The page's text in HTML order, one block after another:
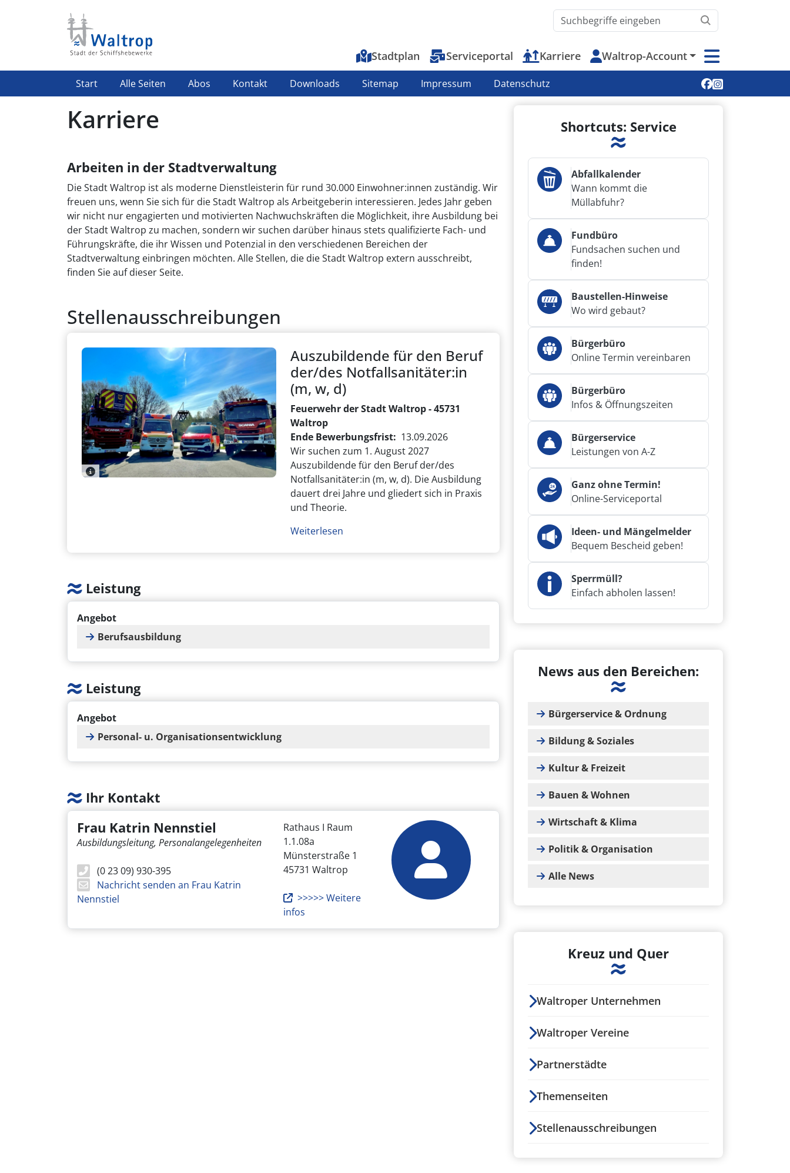
Waltrop.de durchsuchen
Top-Menu
Stadtplan Serviceportal Karriere Waltrop-Account
Highlight Menü
Start Alle Seiten Abos Kontakt Downloads Sitemap Impressum Datenschutz Soziale Medien
Karriere
Arbeiten in der Stadtverwaltung
Die Stadt Waltrop ist als moderne Dienstleisterin für rund 30.000 Einwohner:innen zuständig. Wir
freuen uns, wenn Sie sich für die Stadt Waltrop als Arbeitgeberin interessieren. Jedes Jahr geben
wir nicht nur engagierten und motivierten Nachwuchskräften die Möglichkeit, ihre Ausbildung bei
der Stadt Waltrop zu machen, sondern wir suchen darüber hinaus stets qualifizierte Fach- und
Führungskräfte, die ihr Wissen und Potenzial in den verschiedenen Bereichen der
Stadtverwaltung einbringen möchten. Alle Stellen, die die Stadt Waltrop extern ausschreibt,
finden Sie auf dieser Seite.
Stellenausschreibungen
Auszubildende für den Beruf
der/des Notfallsanitäter:in
(m, w, d)
Feuerwehr der Stadt Waltrop - 45731
Waltrop
Ende Bewerbungsfrist
13.09.2026
Wir suchen zum 1. August 2027
Auszubildende für den Beruf der/des
Notfallsanitäter:in (m, w, d). Die Ausbildung
dauert drei Jahre und gliedert sich in Praxis
und Theorie.
Weiterlesen
Leistung
Angebot
Berufsausbildung
Leistung
Angebot
Personal- u. Organisationsentwicklung
Ihr Kontakt
Frau Katrin Nennstiel
Ausbildungsleitung, Personalangelegenheiten
(0 23 09) 930-395
Nachricht senden an Frau Katrin
Nennstiel
Rathaus I Raum
1.1.08a
Münsterstraße 1
45731 Waltrop
>>>>> Weitere
infos
Shortcuts: Service
Abfallkalender
Wann kommt die
Müllabfuhr?
Fundbüro
Fundsachen suchen und
finden!
Baustellen-Hinweise
Wo wird gebaut?
Bürgerbüro
Online Termin vereinbaren
Bürgerbüro
Infos & Öffnungszeiten
Bürgerservice
Leistungen von A-Z
Ganz ohne Termin!
Online-Serviceportal
Ideen- und Mängelmelder
Bequem Bescheid geben!
Sperrmüll?
Einfach abholen lassen!
News aus den Bereichen:
Bürgerservice & Ordnung
Bildung & Soziales
Kultur & Freizeit
Bauen & Wohnen
Wirtschaft & Klima
Politik & Organisation
Alle News
Kreuz und Quer
Waltroper Unternehmen
Waltroper Vereine
Partnerstädte
Themenseiten
Stellenausschreibungen